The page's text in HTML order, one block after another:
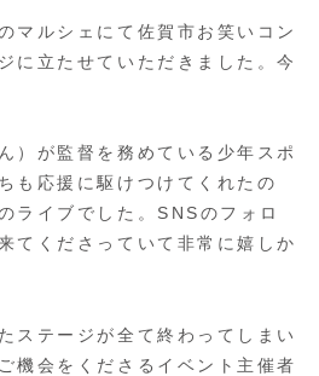
マルシェにて佐賀市お笑いコン
に立たせていただきました。今
）が監督を務めている少年スポ
も応援に駆けつけてくれたの
ライブでした。SNSのフォロ
てくださっていて非常に嬉しか
ステージが全て終わってしまい
機会をくださるイベント主催者